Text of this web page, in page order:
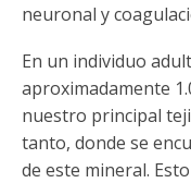
neuronal y
En un individuo
aproximadamente
nuestro principal
tanto, donde se
de este mineral.